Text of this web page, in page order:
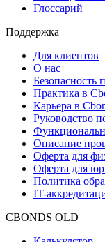
Research Hub
Cbonds Review
Сбондс-ТВ
Глоссарий
Поддержка
Для клиентов
О нас
Безопасность
Практика в
Карьера в
Руководство
Описание
Оферта для
Оферта для